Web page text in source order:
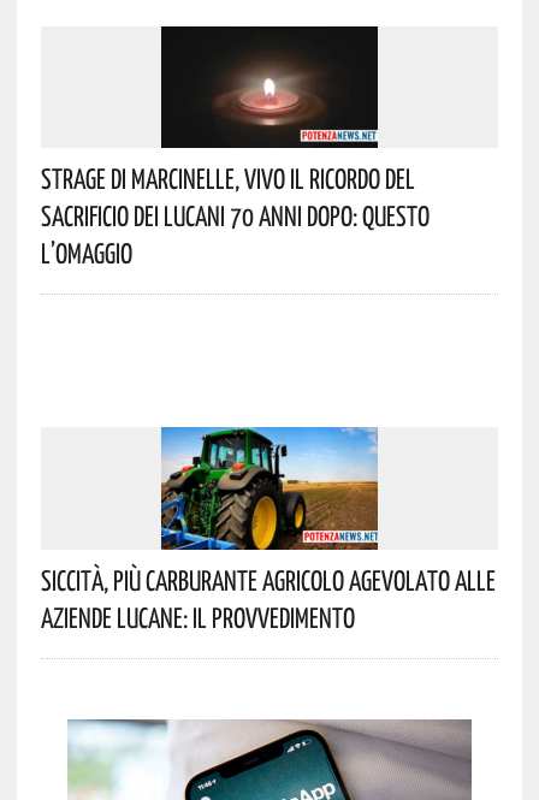
Strage Di Marcinelle, Vivo Il Ricordo Del
Sacrificio Dei Lucani 70 Anni Dopo: Questo
L’omaggio
Siccità, Più Carburante Agricolo Agevolato Alle
Aziende Lucane: Il Provvedimento